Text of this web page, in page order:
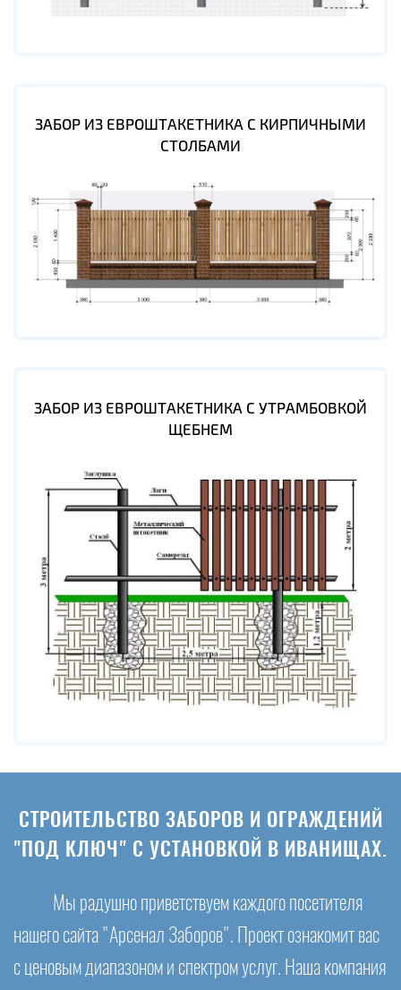
ЗАБОР ИЗ ЕВРОШТАКЕТНИКА С КИРПИЧНЫМИ
СТОЛБАМИ
ЗАБОР ИЗ ЕВРОШТАКЕТНИКА С УТРАМБОВКОЙ
ЩЕБНЕМ
СТРОИТЕЛЬСТВО ЗАБОРОВ И ОГРАЖДЕНИЙ
"ПОД КЛЮЧ" С УСТАНОВКОЙ В ИВАНИЩАХ.
Мы радушно приветствуем каждого посетителя
нашего сайта "Арсенал Заборов". Проект ознакомит вас
с ценовым диапазоном и спектром услуг. Наша компания